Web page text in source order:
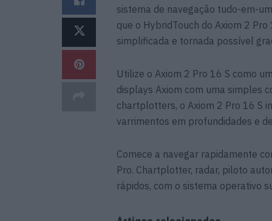
sistema de navegação tudo-em-
que o HybridTouch do Axiom 2
simplificada e tornada possível
Utilize o Axiom 2 Pro 16 S como
displays Axiom com uma simples
chartplotters, o Axiom 2 Pro 16 S
varrimentos em profundidades e
Comece a navegar rapidamente
Pro. Chartplotter, radar, piloto
rápidos, com o sistema operativo